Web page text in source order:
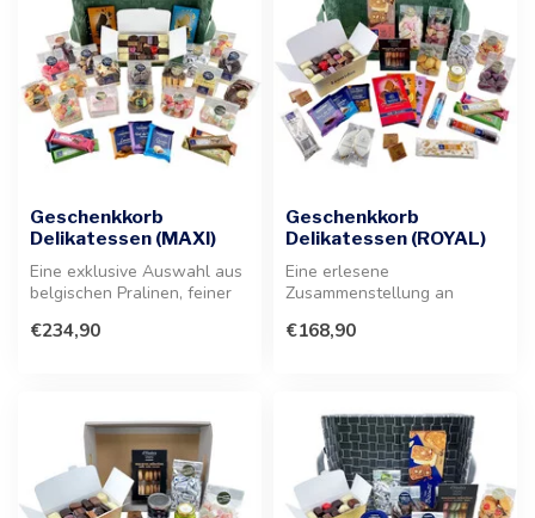
Geschenkkorb
Delikatessen (MAXI)
Eine exklusive Auswahl aus
belgischen Pralinen, feiner
€234,90
Geschenkkorb
Delikatessen (ROYAL)
Eine erlesene
Zusammenstellung an
jeden besonderen ...
€168,90